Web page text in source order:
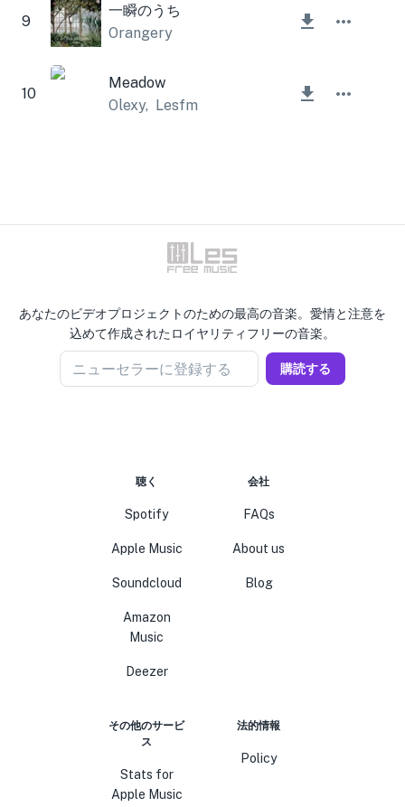
9
一瞬のうち
Orangery
10
Meadow
Olexy, Lesfm
あなたのビデオプロジェクトのための最高の音楽。愛情と注意を
込めて作成されたロイヤリティフリーの音楽。
ニューセラーに登録する 購読する
聴く
Spotify
Apple Music
Soundcloud
Amazon
Music
Deezer
会社
FAQs
About us
Blog
その他のサービ
ス
Stats for
Apple Music
法的情報
Policy